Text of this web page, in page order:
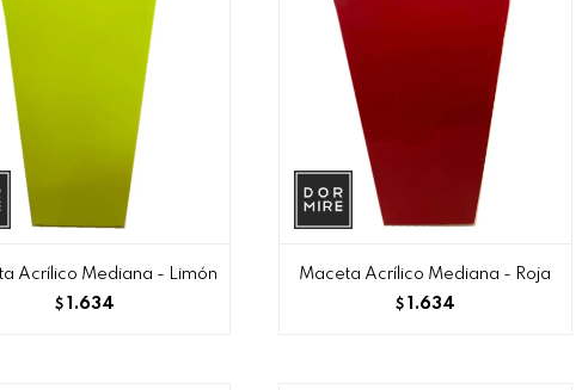
Acrílico Mediana - Limón
$ 1.634
Maceta Acrílico Mediana - Roja
$ 1.634